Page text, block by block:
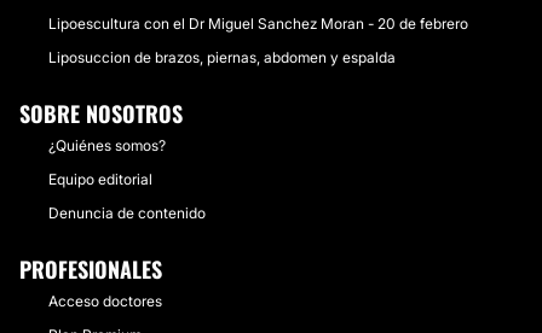
Lipoescultura con el Dr Miguel Sanchez Moran - 20 de febrero
Liposuccion de brazos, piernas, abdomen y espalda
SOBRE NOSOTROS
¿Quiénes somos?
Equipo editorial
Denuncia de contenido
PROFESIONALES
Acceso doctores